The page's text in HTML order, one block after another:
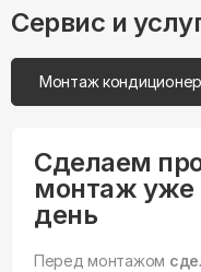
Сервис и
Монтаж
Сделаем
монтаж
день
Перед монтажом